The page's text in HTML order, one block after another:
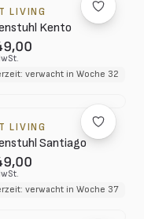
LIVING
Kento
verwacht in Woche 32
LIVING
Santiago
verwacht in Woche 37